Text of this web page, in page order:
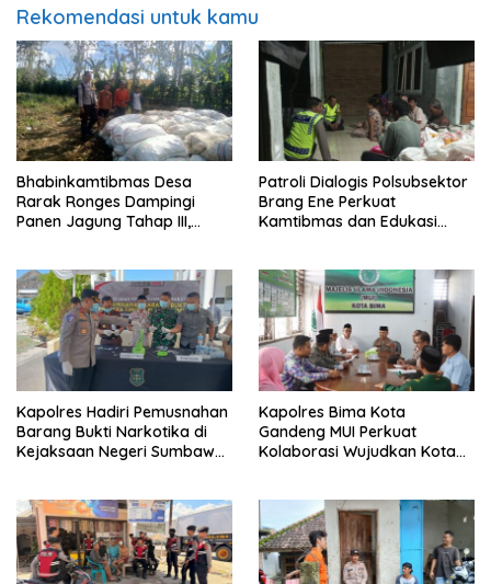
Rekomendasi untuk kamu
Bhabinkamtibmas Desa
Rarak Ronges Dampingi
Panen Jagung Tahap III,
Patroli Dialogis Polsubsektor
Brang Ene Perkuat
Kamtibmas dan Edukasi
Kapolres Hadiri Pemusnahan
Barang Bukti Narkotika di
Kejaksaan Negeri Sumbawa
Kapolres Bima Kota
Gandeng MUI Perkuat
Kolaborasi Wujudkan Kota